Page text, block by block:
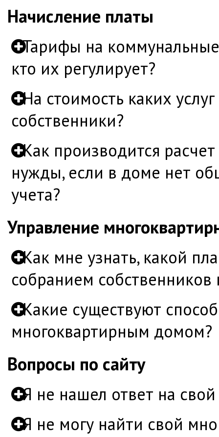
Начисление платы
Тарифы на коммунальные
кто их регулирует?
На стоимость каких
собственники?
Как производится
нужды, если в доме нет
учета?
Управление
Как мне узнать, какой
собранием
Какие существуют
многоквартирным домом?
Вопросы по сайту
Я не нашел ответ на
Я не могу найти свой